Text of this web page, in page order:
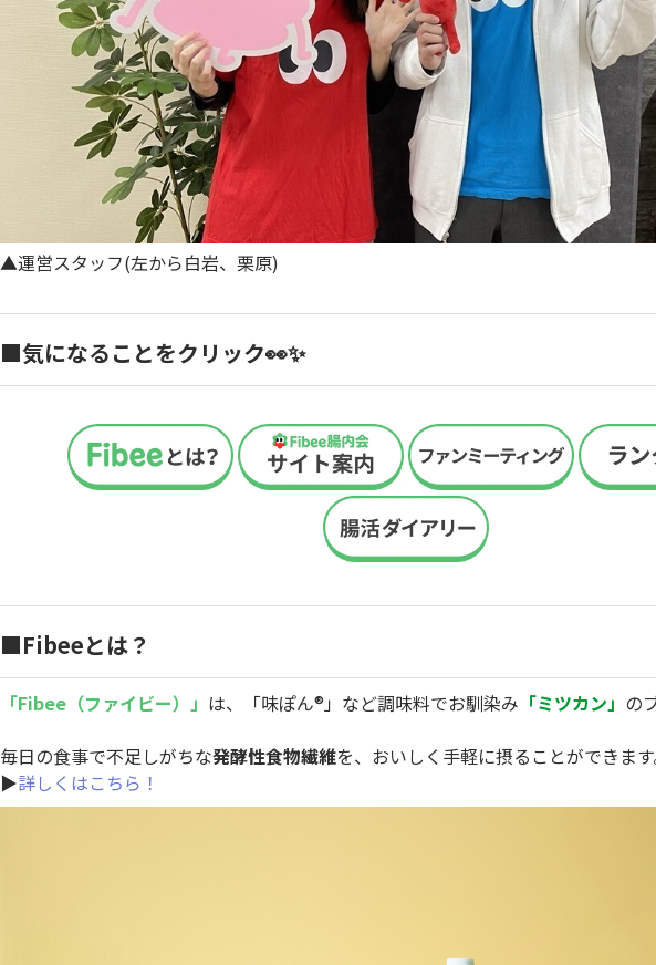
▲運営スタッフ(左から白岩、栗原)
■気になることをクリック👀✨
■Fibeeとは？
「Fibee（ファイビー）」 は、「味ぽん®」など調味料でお馴染み 「ミツカン」 の
毎日の食事で不足しがちな発酵性食物繊維を、おいしく手軽に摂ることができます
▶詳しくはこちら！